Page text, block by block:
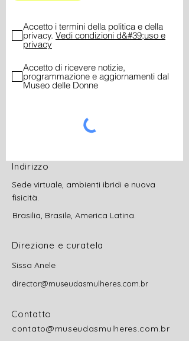
Accetto i termini della politica e della
privacy. Vedi condizioni d&#39;uso e
privacy
Accetto di ricevere notizie,
programmazione e aggiornamenti dal
Museo delle Donne
Indirizzo
Sede virtuale, ambienti ibridi e nuova
fisicità.
Brasilia, Brasile, America Latina.
Direzione e curatela
Sissa Anele
director@museudasmulheres.com.br
Contatto
contato@museudasmulheres.com.br